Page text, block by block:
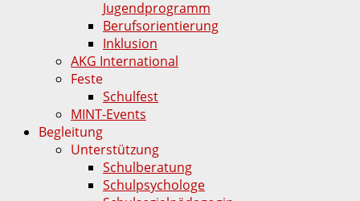
Jugendprogramm
Berufsorientierung
Inklusion
AKG International
Feste
Schulfest
MINT-Events
Begleitung
Unterstützung
Schulberatung
Schulpsychologe